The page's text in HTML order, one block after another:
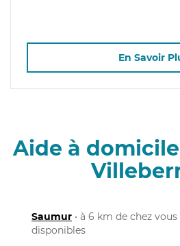
En Savoir
Aide à
Saumur • à 6 km de chez
disponibles